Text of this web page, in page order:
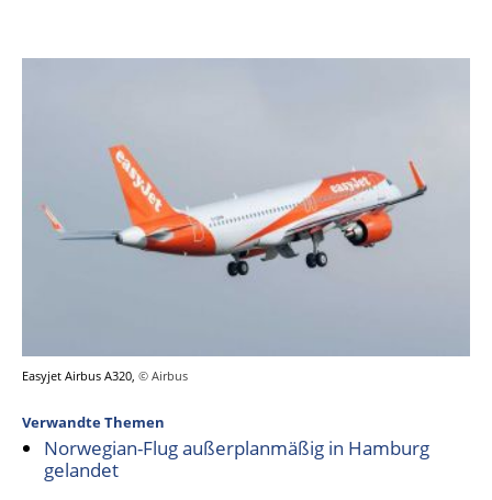
Easyjet Airbus A320, © Airbus
Verwandte Themen
Norwegian-Flug außerplanmäßig in Hamburg
gelandet